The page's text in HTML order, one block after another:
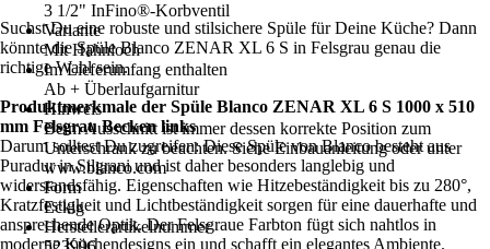
3 1/2" InFino®-Korbventil
Variante
Mit Hahnloch
Im Lieferumfang enthalten
Ab + Überlaufgarnitur
Hinweis
Beim Ausschnitt ist immer dessen korrekte Position zum
Unterschrank zu beachten. Siehe Einbauanleitung oder unter
www.blanco.com
Form
Eckig
Herstellerartikelnummer
Suchst Du eine robuste und stilsichere Spüle für Deine Küche? Dann
könnte die Spüle Blanco ZENAR XL 6 S in Felsgrau genau die
richtige Wahl sein.
Produktmerkmale der Spüle Blanco ZENAR XL 6 S 1000 x 510
mm Felsgrau Becken links
Darum solltest Du zugreifen: Diese Spüle von Blanco besteht aus
Puradur in Silgrani und ist daher besonders langlebig und
widerstandsfähig. Eigenschaften wie Hitzebeständigkeit bis zu 280°,
Kratzfestigkeit und Lichtbeständigkeit sorgen für eine dauerhafte und
ansprechende Optik. Der Felsgraue Farbton fügt sich nahtlos in
moderne Küchendesigns ein und schafft ein elegantes Ambiente.